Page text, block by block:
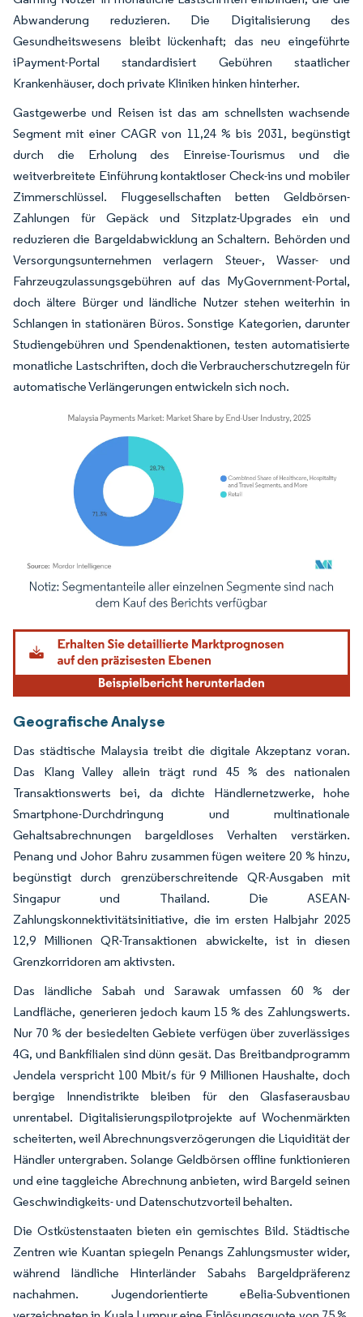
Abwanderung reduzieren. Die Digitalisierung des
Gesundheitswesens bleibt lückenhaft; das neu eingeführte
iPayment-Portal standardisiert Gebühren staatlicher
Krankenhäuser, doch private Kliniken hinken hinterher.
Gastgewerbe und Reisen ist das am schnellsten wachsende
Segment mit einer CAGR von 11,24 % bis 2031, begünstigt
durch die Erholung des Einreise-Tourismus und die
weitverbreitete Einführung kontaktloser Check-ins und mobiler
Zimmerschlüssel. Fluggesellschaften betten Geldbörsen-
Zahlungen für Gepäck und Sitzplatz-Upgrades ein und
reduzieren die Bargeldabwicklung an Schaltern. Behörden und
Versorgungsunternehmen verlagern Steuer-, Wasser- und
Fahrzeugzulassungsgebühren auf das MyGovernment-Portal,
doch ältere Bürger und ländliche Nutzer stehen weiterhin in
Schlangen in stationären Büros. Sonstige Kategorien, darunter
Studiengebühren und Spendenaktionen, testen automatisierte
monatliche Lastschriften, doch die Verbraucherschutzregeln für
automatische Verlängerungen entwickeln sich noch.
Bild © Mordor Intelligence. Wiederverwendung erfordert Namensnennung
Geografische Analyse
Das städtische Malaysia treibt die digitale Akzeptanz voran.
Das Klang Valley allein trägt rund 45 % des nationalen
Transaktionswerts bei, da dichte Händlernetzwerke, hohe
Smartphone-Durchdringung und multinationale
Gehaltsabrechnungen bargeldloses Verhalten verstärken.
Penang und Johor Bahru zusammen fügen weitere 20 % hinzu,
begünstigt durch grenzüberschreitende QR-Ausgaben mit
Singapur und Thailand. Die ASEAN-
Zahlungskonnektivitätsinitiative, die im ersten Halbjahr 2025
12,9 Millionen QR-Transaktionen abwickelte, ist in diesen
Grenzkorridoren am aktivsten.
Das ländliche Sabah und Sarawak umfassen 60 % der
Landfläche, generieren jedoch kaum 15 % des Zahlungswerts.
Nur 70 % der besiedelten Gebiete verfügen über zuverlässiges
4G, und Bankfilialen sind dünn gesät. Das Breitbandprogramm
Jendela verspricht 100 Mbit/s für 9 Millionen Haushalte, doch
bergige Innendistrikte bleiben für den Glasfaserausbau
unrentabel. Digitalisierungspilotprojekte auf Wochenmärkten
scheiterten, weil Abrechnungsverzögerungen die Liquidität der
Händler untergraben. Solange Geldbörsen offline funktionieren
und eine taggleiche Abrechnung anbieten, wird Bargeld seinen
Geschwindigkeits- und Datenschutzvorteil behalten.
Die Ostküstenstaaten bieten ein gemischtes Bild. Städtische
Zentren wie Kuantan spiegeln Penangs Zahlungsmuster wider,
während ländliche Hinterländer Sabahs Bargeldpräferenz
nachahmen. Jugendorientierte eBelia-Subventionen